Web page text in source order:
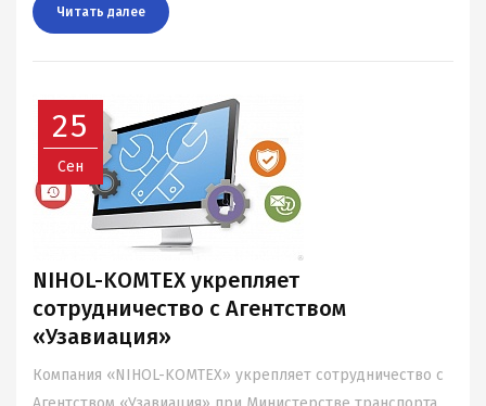
Читать далee
25
Сен
NIHOL-KOMTEX укрепляет
сотрудничество с Агентством
«Узавиация»
Компания «NIHOL-KOMTEX» укрепляет сотрудничество с